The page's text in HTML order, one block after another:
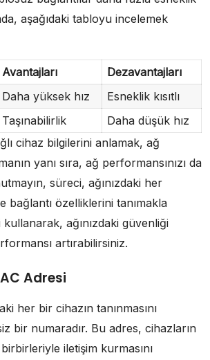
aşağıdaki tabloyu incelemek
Avantajları
Dezavantajları
Daha yüksek hız
Esneklik kısıtlı
Taşınabilirlik
Daha düşük hız
cihaz bilgilerini anlamak, ağ
yanı sıra, ağ performansınızı da
süreci, ağınızdaki her
bağlantı özelliklerini tanımakla
ağınızdaki güvenliği
artırabilirsiniz.
Adresi
her bir cihazın tanınmasını
bir numaradır. Bu adres, cihazların
iletişim kurmasını